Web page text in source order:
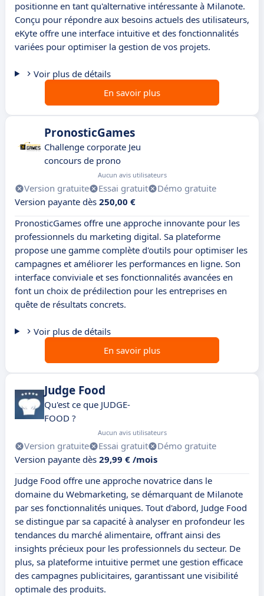
positionne en tant qu'alternative intéressante à Milanote.
Conçu pour répondre aux besoins actuels des utilisateurs,
eKyte offre une interface intuitive et des fonctionnalités
variées pour optimiser la gestion de vos projets.
Voir plus de détails
En savoir plus
PronosticGames
Challenge corporate Jeu
concours de prono
Aucun avis utilisateurs
Version gratuite Essai gratuit
Démo gratuite
Version payante dès 250,00 €
PronosticGames offre une approche innovante pour les
professionnels du marketing digital. Sa plateforme
propose une gamme complète d'outils pour optimiser les
campagnes et améliorer les performances en ligne. Son
interface conviviale et ses fonctionnalités avancées en
font un choix de prédilection pour les entreprises en
quête de résultats concrets.
Voir plus de détails
En savoir plus
Judge Food
Qu'est ce que JUDGE-
FOOD ?
Aucun avis utilisateurs
Version gratuite Essai gratuit
Démo gratuite
Version payante dès 29,99 € /mois
Judge Food offre une approche novatrice dans le
domaine du Webmarketing, se démarquant de Milanote
par ses fonctionnalités uniques. Tout d'abord, Judge Food
se distingue par sa capacité à analyser en profondeur les
tendances du marché alimentaire, offrant ainsi des
insights précieux pour les professionnels du secteur. De
plus, sa plateforme intuitive permet une gestion efficace
des campagnes publicitaires, garantissant une visibilité
optimale des produits.